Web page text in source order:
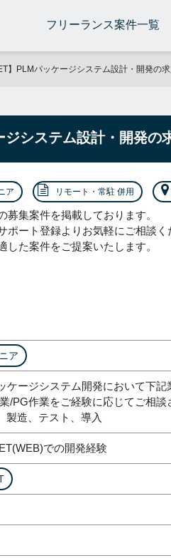
フリーランス案件一覧
】PLMパッケージシステム設計・開発の
ジシステム設計・開発の
ア リモート・常駐 併用
集案件を掲載しております。
ート登録よりお気軽にご相談く
た案件をご提案いたします。
ア
ケージシステム開発において下
/PG作業をご経験に応じてご相談
製造、テスト、導入
での開発経験